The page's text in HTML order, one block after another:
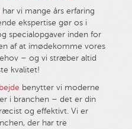
har vi mange års erfaring
ekspertise gør os i
specialopgaver inden for
af at imødekomme vores
– og vi stræber altid
kvalitet!
benytter vi moderne
i branchen – det er din
og effektivt. Vi er
der har tre